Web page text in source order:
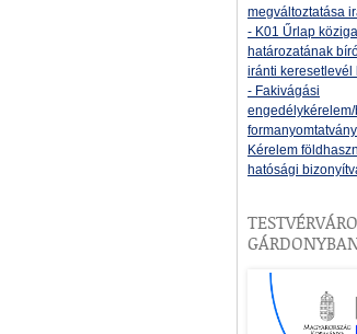
megváltoztatása
- K01 Űrlap
határozatának
iránti keresetlevél
- Fakivágási
formanyomtatvány
Kérelem
hatósági